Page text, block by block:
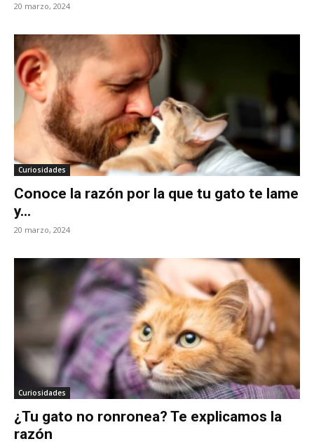
20 marzo, 2024
Curiosidades
Conoce la razón por la que tu gato te lame
y...
20 marzo, 2024
Curiosidades
¿Tu gato no ronronea? Te explicamos la
razón